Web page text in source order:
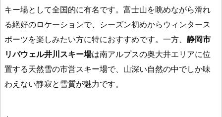
キー場として全国的に有名です。富士山を眺めながら滑れ
る絶好のロケーションで、シーズン初めからウィンタース
ポーツを楽しみたい方に特におすすめです。一方、 静岡市
リバウェル井川スキー場は南アルプスの奥大井エリアに位
置する天然雪の市営スキー場で、山深い自然の中でしか味
わえない静寂と雪質が魅力です。